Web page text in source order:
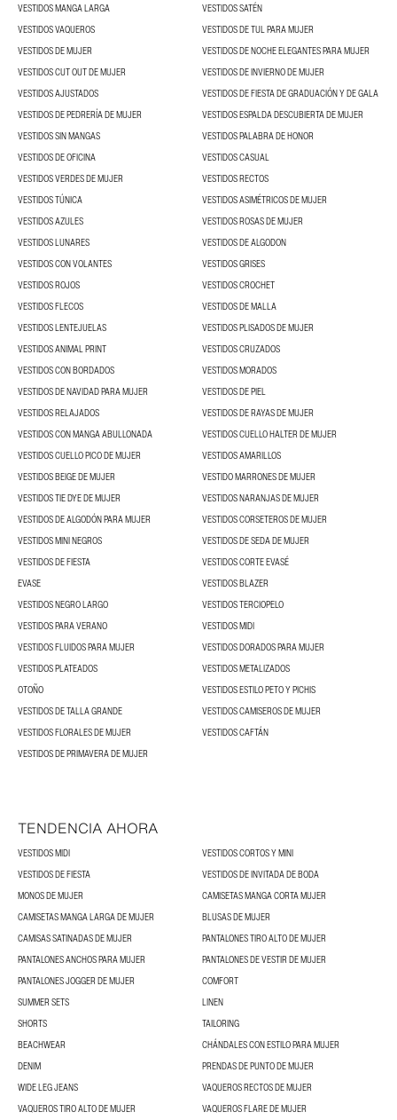
VESTIDOS MANGA LARGA
VESTIDOS SATÉN
VESTIDOS VAQUEROS
VESTIDOS DE TUL PARA MUJER
VESTIDOS DE MUJER
VESTIDOS DE NOCHE ELEGANTES PARA MUJER
VESTIDOS CUT OUT DE MUJER
VESTIDOS DE INVIERNO DE MUJER
VESTIDOS AJUSTADOS
VESTIDOS DE FIESTA DE GRADUACIÓN Y DE GALA
VESTIDOS DE PEDRERÍA DE MUJER
VESTIDOS ESPALDA DESCUBIERTA DE MUJER
VESTIDOS SIN MANGAS
VESTIDOS PALABRA DE HONOR
VESTIDOS DE OFICINA
VESTIDOS CASUAL
VESTIDOS VERDES DE MUJER
VESTIDOS RECTOS
VESTIDOS TÚNICA
VESTIDOS ASIMÉTRICOS DE MUJER
VESTIDOS AZULES
VESTIDOS ROSAS DE MUJER
VESTIDOS LUNARES
VESTIDOS DE ALGODON
VESTIDOS CON VOLANTES
VESTIDOS GRISES
VESTIDOS ROJOS
VESTIDOS CROCHET
VESTIDOS FLECOS
VESTIDOS DE MALLA
VESTIDOS LENTEJUELAS
VESTIDOS PLISADOS DE MUJER
VESTIDOS ANIMAL PRINT
VESTIDOS CRUZADOS
VESTIDOS CON BORDADOS
VESTIDOS MORADOS
VESTIDOS DE NAVIDAD PARA MUJER
VESTIDOS DE PIEL
VESTIDOS RELAJADOS
VESTIDOS DE RAYAS DE MUJER
VESTIDOS CON MANGA ABULLONADA
VESTIDOS CUELLO HALTER DE MUJER
VESTIDOS CUELLO PICO DE MUJER
VESTIDOS AMARILLOS
VESTIDOS BEIGE DE MUJER
VESTIDO MARRONES DE MUJER
VESTIDOS TIE DYE DE MUJER
VESTIDOS NARANJAS DE MUJER
VESTIDOS DE ALGODÓN PARA MUJER
VESTIDOS CORSETEROS DE MUJER
VESTIDOS MINI NEGROS
VESTIDOS DE SEDA DE MUJER
VESTIDOS DE FIESTA
VESTIDOS CORTE EVASÉ
EVASE
VESTIDOS BLAZER
VESTIDOS NEGRO LARGO
VESTIDOS TERCIOPELO
VESTIDOS PARA VERANO
VESTIDOS MIDI
VESTIDOS FLUIDOS PARA MUJER
VESTIDOS DORADOS PARA MUJER
VESTIDOS PLATEADOS
VESTIDOS METALIZADOS
OTOÑO
VESTIDOS ESTILO PETO Y PICHIS
VESTIDOS DE TALLA GRANDE
VESTIDOS CAMISEROS DE MUJER
VESTIDOS FLORALES DE MUJER
VESTIDOS CAFTÁN
VESTIDOS DE PRIMAVERA DE MUJER
TENDENCIA AHORA
VESTIDOS MIDI
VESTIDOS CORTOS Y MINI
VESTIDOS DE FIESTA
VESTIDOS DE INVITADA DE BODA
MONOS DE MUJER
CAMISETAS MANGA CORTA MUJER
CAMISETAS MANGA LARGA DE MUJER
BLUSAS DE MUJER
CAMISAS SATINADAS DE MUJER
PANTALONES TIRO ALTO DE MUJER
PANTALONES ANCHOS PARA MUJER
PANTALONES DE VESTIR DE MUJER
PANTALONES JOGGER DE MUJER
COMFORT
SUMMER SETS
LINEN
SHORTS
TAILORING
BEACHWEAR
CHÁNDALES CON ESTILO PARA MUJER
DENIM
PRENDAS DE PUNTO DE MUJER
WIDE LEG JEANS
VAQUEROS RECTOS DE MUJER
VAQUEROS TIRO ALTO DE MUJER
VAQUEROS FLARE DE MUJER